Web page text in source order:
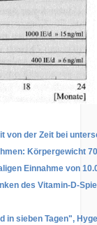
von der Zeit bei
Körpergewicht
Einnahme von
des Vitamin-D-
in sieben Tagen",